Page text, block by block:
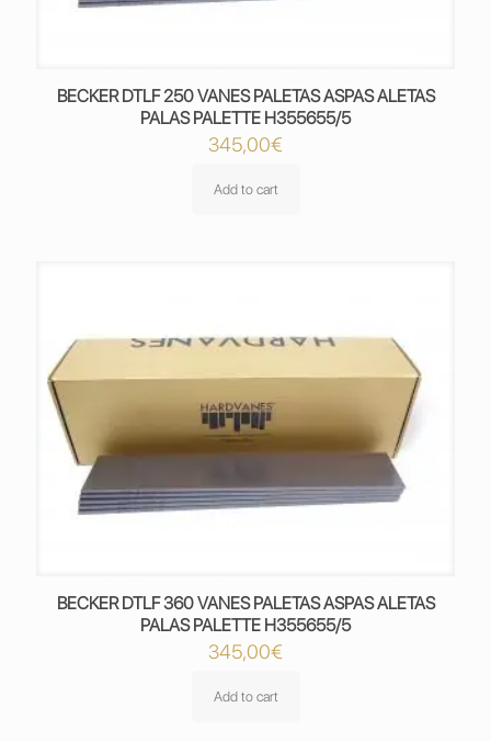
BECKER DTLF 250 VANES PALETAS ASPAS ALETAS
PALAS PALETTE H355655/5
345,00€
Add to cart
BECKER DTLF 360 VANES PALETAS ASPAS ALETAS
PALAS PALETTE H355655/5
345,00€
Add to cart